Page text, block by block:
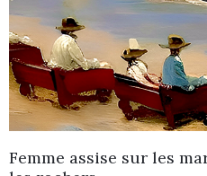
Femme assise sur les